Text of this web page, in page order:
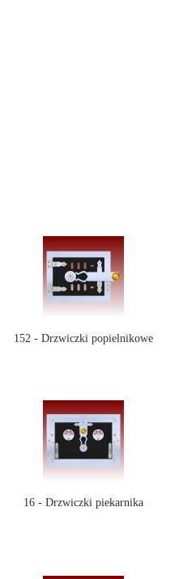
152 - Drzwiczki popielnikowe
16 - Drzwiczki piekarnika